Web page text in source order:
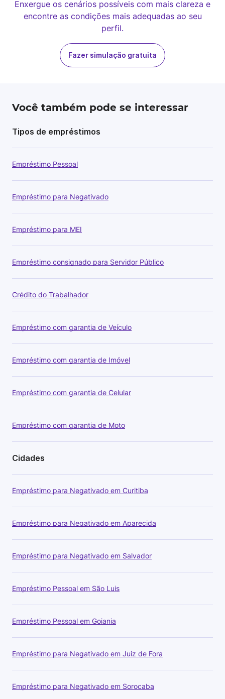
Enxergue os cenários possíveis com mais clareza e
encontre as condições mais adequadas ao seu
perfil.
Fazer simulação gratuita
Você também pode se interessar
Tipos de empréstimos
Empréstimo Pessoal
Empréstimo para Negativado
Empréstimo para MEI
Empréstimo consignado para Servidor Público
Crédito do Trabalhador
Empréstimo com garantia de Veículo
Empréstimo com garantia de Imóvel
Empréstimo com garantia de Celular
Empréstimo com garantia de Moto
Cidades
Empréstimo para Negativado em Curitiba
Empréstimo para Negativado em Aparecida
Empréstimo para Negativado em Salvador
Empréstimo Pessoal em São Luis
Empréstimo Pessoal em Goiania
Empréstimo para Negativado em Juiz de Fora
Empréstimo para Negativado em Sorocaba